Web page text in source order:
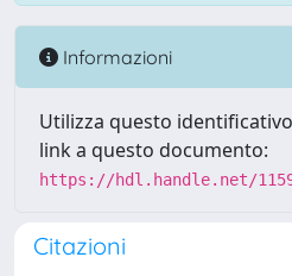
Informazioni
Utilizza questo
link a questo documento:
https://hdl.handle.net/
Citazioni